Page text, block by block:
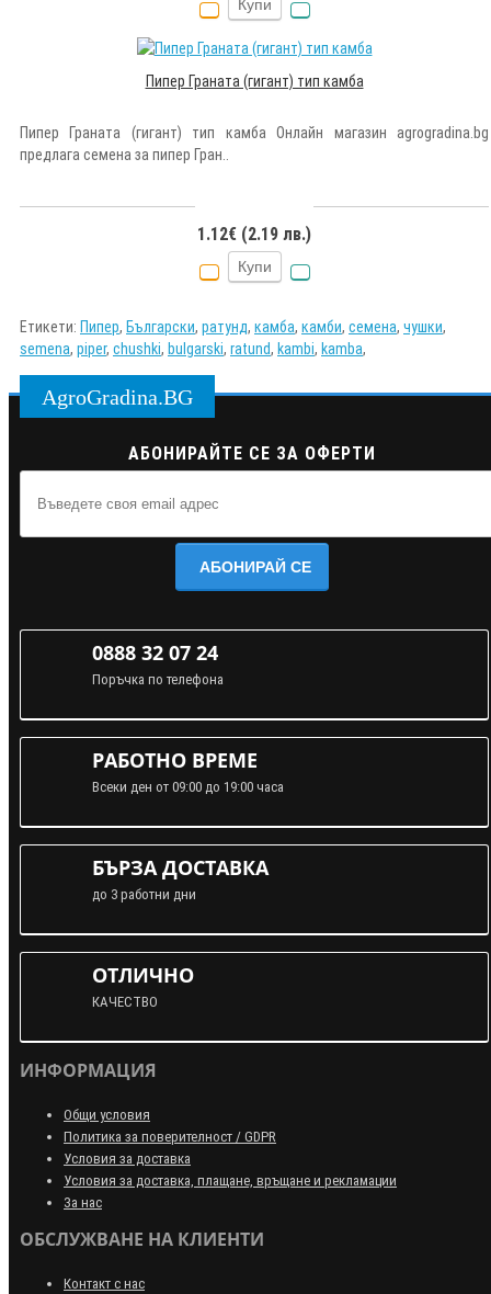
Купи
Пипер Граната (гигант) тип камба
Пипер Граната (гигант) тип камба Онлайн магазин agrogradina.bg
предлага семена за пипер Гран..
1.12€ (2.19 лв.)
Купи
Етикети: Пипер, Български, ратунд, камба, камби, семена, чушки,
semena, piper, chushki, bulgarski, ratund, kambi, kamba,
AgroGradina.BG
АБОНИРАЙТЕ СЕ ЗА ОФЕРТИ
АБОНИРАЙ СЕ
0888 32 07 24
Поръчка по телефона
РАБОТНО ВРЕМЕ
Всеки ден от 09:00 до 19:00 часа
БЪРЗА ДОСТАВКА
до 3 работни дни
ОТЛИЧНО
КАЧЕСТВО
ИНФОРМАЦИЯ
Общи условия
Политика за поверителност / GDPR
Условия за доставка
Условия за доставка, плащане, връщане и рекламации
За нас
ОБСЛУЖВАНЕ НА КЛИЕНТИ
Контакт с нас